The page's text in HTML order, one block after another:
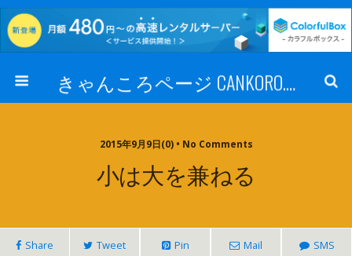
きゃんころページ CANKORO.COM
2015年9月9日(0) • No Comments
小は大を兼ねる
Share Tweet Pin Mail SMS